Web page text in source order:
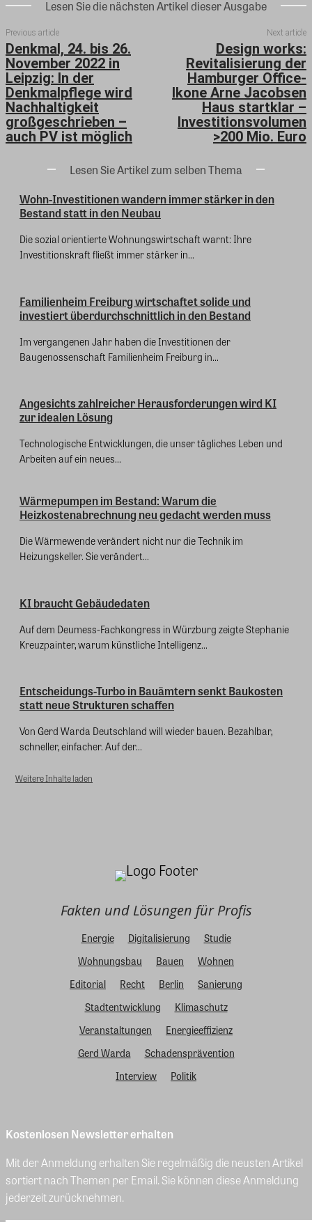
Lesen Sie die nächsten Artikel dieser Ausgabe
Previous article
Denkmal, 24. bis 26.
November 2022 in
Leipzig: In der
Denkmalpflege wird
Nachhaltigkeit
großgeschrieben –
auch PV ist möglich
Next article
Design works:
Revitalisierung der
Hamburger Office-
Ikone Arne Jacobsen
Haus startklar –
Investitionsvolumen
>200 Mio. Euro
Lesen Sie Artikel zum selben Thema
Wohn-Investitionen wandern immer stärker in den
Bestand statt in den Neubau
Die sozial orientierte Wohnungswirtschaft warnt: Ihre
Investitionskraft fließt immer stärker in...
Familienheim Freiburg wirtschaftet solide und
investiert überdurchschnittlich in den Bestand
Im vergangenen Jahr haben die Investitionen der
Baugenossenschaft Familienheim Freiburg in...
Angesichts zahlreicher Herausforderungen wird KI
zur idealen Lösung
Technologische Entwicklungen, die unser tägliches Leben und
Arbeiten auf ein neues...
Wärmepumpen im Bestand: Warum die
Heizkostenabrechnung neu gedacht werden muss
Die Wärmewende verändert nicht nur die Technik im
Heizungskeller. Sie verändert...
KI braucht Gebäudedaten
Auf dem Deumess-Fachkongress in Würzburg zeigte Stephanie
Kreuzpainter, warum künstliche Intelligenz...
Entscheidungs-Turbo in Bauämtern senkt Baukosten
statt neue Strukturen schaffen
Von Gerd Warda Deutschland will wieder bauen. Bezahlbar,
schneller, einfacher. Auf der...
Weitere Inhalte laden
Fakten und Lösungen für Profis
Energie Digitalisierung
Studie
Wohnungsbau
Bauen
Wohnen
Editorial
Recht Berlin
Sanierung
Stadtentwicklung
Klimaschutz
Veranstaltungen
Energieeffizienz
Gerd Warda
Schadensprävention
Interview
Politik
Kostenlosen Newsletter erhalten
Mit der Anmeldung erhalten Sie regelmäßig die neusten Artikel
sortiert nach Themen per Email. Sie können diese Anmeldung
jederzeit zurücknehmen.